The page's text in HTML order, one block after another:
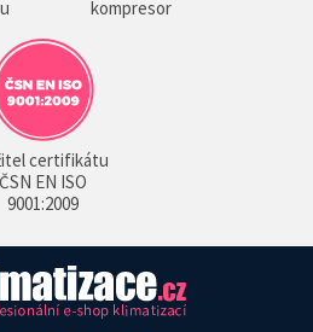
kompresor
certifikátu
ČSN EN ISO
9001:2009